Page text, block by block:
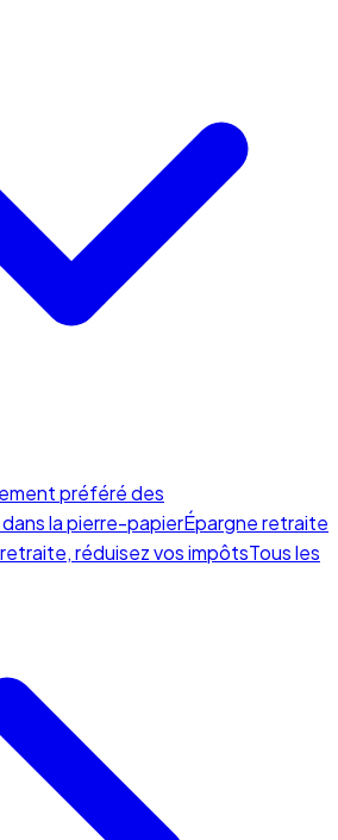
préféré des
la pierre-papierÉpargne retraite
réduisez vos impôtsTous les